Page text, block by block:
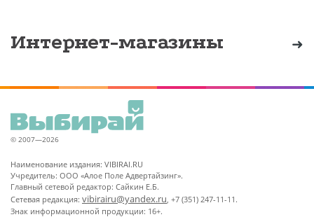
Интернет-магазины
© 2007—2026
Наименование издания: VIBIRAI.RU
Учредитель: ООО «Алое Поле Адвертайзинг».
Главный сетевой редактор: Сайкин Е.Б.
Сетевая редакция: vibirairu@yandex.ru, +7 (351) 247-11-11.
Знак информационной продукции: 16+.